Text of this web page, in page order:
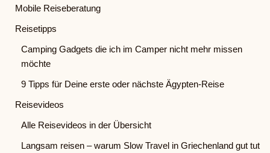
Mobile Reiseberatung
Reisetipps
Camping Gadgets die ich im Camper nicht mehr missen
möchte
9 Tipps für Deine erste oder nächste Ägypten-Reise
Reisevideos
Alle Reisevideos in der Übersicht
Langsam reisen – warum Slow Travel in Griechenland gut tut